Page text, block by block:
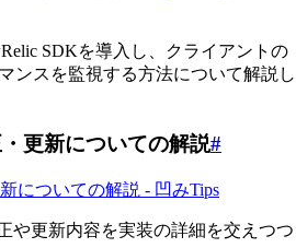
SDKを導入し、クライアントの
ンスを監視する方法について解説し
更新についての解説#
についての解説 - 凹みTips
や更新内容を実装の詳細を交えつつ